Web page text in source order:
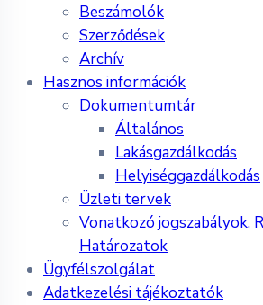
Beszámolók
Szerződések
Archív
Hasznos információk
Dokumentumtár
Általános
Lakásgazdálkodás
Helyiséggazdálkodás
Üzleti tervek
Vonatkozó jogszabályok,
Határozatok
Ügyfélszolgálat
Adatkezelési tájékoztatók